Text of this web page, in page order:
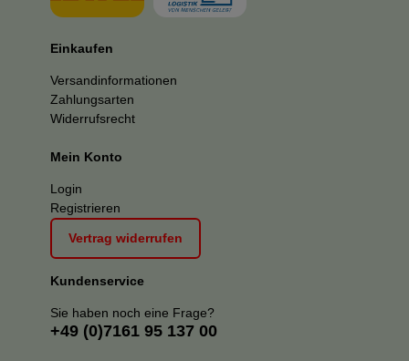
Einkaufen
Versandinformationen
Zahlungsarten
Widerrufsrecht
Mein Konto
Login
Registrieren
Vertrag widerrufen
Kundenservice
Sie haben noch eine Frage?
+49 (0)7161 95 137 00